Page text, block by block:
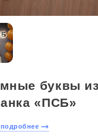
буквы
«ПСБ»